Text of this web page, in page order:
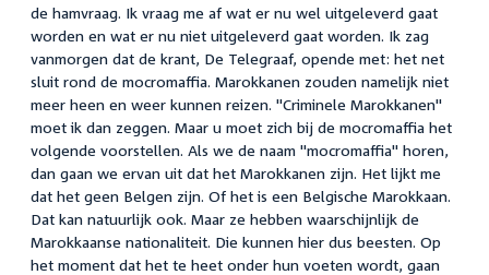
de hamvraag. Ik vraag me af wat er nu wel uitgeleverd gaat
worden en wat er nu niet uitgeleverd gaat worden. Ik zag
vanmorgen dat de krant, De Telegraaf, opende met: het net
sluit rond de mocromaffia. Marokkanen zouden namelijk niet
meer heen en weer kunnen reizen. "Criminele Marokkanen"
moet ik dan zeggen. Maar u moet zich bij de mocromaffia het
volgende voorstellen. Als we de naam "mocromaffia" horen,
dan gaan we ervan uit dat het Marokkanen zijn. Het lijkt me
dat het geen Belgen zijn. Of het is een Belgische Marokkaan.
Dat kan natuurlijk ook. Maar ze hebben waarschijnlijk de
Marokkaanse nationaliteit. Die kunnen hier dus beesten. Op
het moment dat het te heet onder hun voeten wordt, gaan